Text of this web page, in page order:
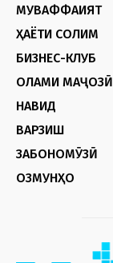
МУВАФФАҚИЯТ
ҲАЁТИ СОЛИМ
БИЗНЕС-КЛУБ
ОЛАМИ МАҶОЗӢ
НАВИД
ВАРЗИШ
ЗАБОНОМӮЗӢ
ОЗМУНҲО